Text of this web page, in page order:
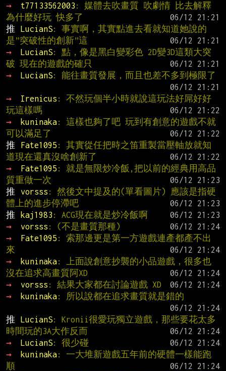
→
t77133562003 : 媒體去吹畫質 吹劇情 比去解釋
為什麼好玩 快多了
推
LucianS: 事實啊，其實點進去看就知道她說的
是”突破性的創新”這
→
LucianS: 點，像是黑白變彩色 2D變3D這類大突
破 現在的遊戲的確只
→
LucianS: 能往畫質發展，而且也差不多到極限了
→
Irenicus : 不然玩個半小時就說這玩法好屌好好
玩這樣嗎
→
kuninaka: 這樣也夠了吧 玩到有創意的遊戲不就
可以滿足了
推
Fate1095 : 其實從任把時之笛重製當壓軸放就知
道現在還真沒啥創新了
→
Fate1095 : 就是無限炒冷飯,把以前的經典用高品
質重做一次
推
vorsss : 然後文中提及的(單看圖片) 應該是指硬
體上的進步停滯吧
推
kaj1983 : ACG現在就是炒冷飯啊
→
vorsss : (不是畫質那種)
→
Fate1095 : 索那邊更是第一方遊戲連產都產不出
來
→
kuninaka: 上面說創意抄襲的小品遊戲，很多也
沒在追求高畫質阿XD
→
vorsss : 結果大家都在討論遊戲 XD
→
kuninaka: 所以說都在追求畫質就是錯的
推
LucianS: Kronii很愛玩獨立遊戲，那些要花太多
時間玩的3A大作反而
→
LucianS: 很少碰
→
kuninaka: 一大堆新遊戲五年前的硬體一樣能跑
順